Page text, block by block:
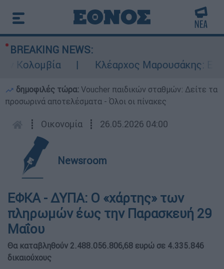
BREAKING NEWS:
Κλέαρχος Μαρουσάκης:
δημοφιλές τώρα: Voucher παιδικών σταθμών: Δείτε τα
προσωρινά αποτελέσματα - Όλοι οι πίνακες
┋ Οικονομία ┋ 26.05.2026 04:00
Newsroom
ΕΦΚΑ - ΔΥΠΑ: Ο «χάρτης» των
πληρωμών έως την Παρασκευή 29
Μαΐου
Θα καταβληθούν 2.488.056.806,68 ευρώ σε 4.335.846
δικαιούχους